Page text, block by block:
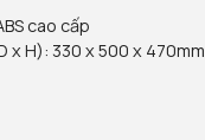
cao cấp
x H): 330 x 500 x 470mm